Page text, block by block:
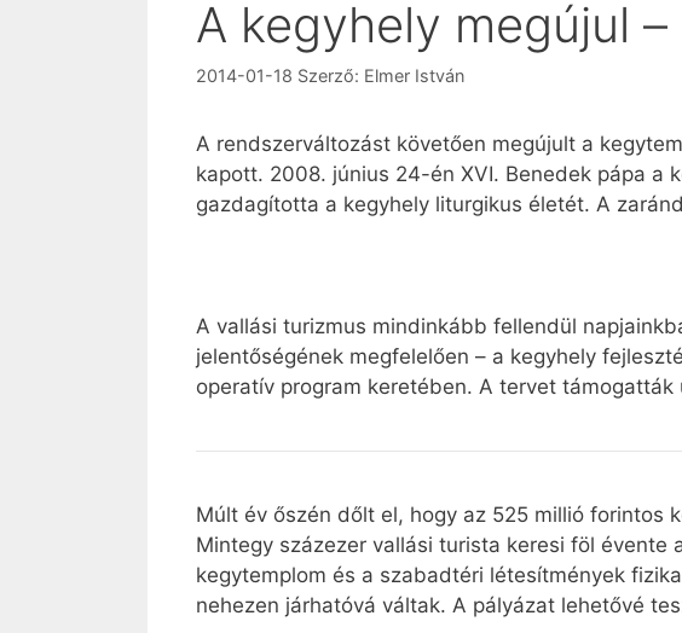
A kegyhely megújul
2014-01-18 Szerző: Elmer István
A rendszerváltozást követően megújult a
kapott. 2008. június 24-én XVI. Benedek pápa a
gazdagította a kegyhely liturgikus életét. A
A vallási turizmus mindinkább fellendül
jelentőségének megfelelően – a kegyhely
operatív program keretében. A tervet
Múlt év őszén dőlt el, hogy az 525 millió forintos
Mintegy százezer vallási turista keresi föl
kegytemplom és a szabadtéri létesítmények
nehezen járhatóvá váltak. A pályázat lehetővé